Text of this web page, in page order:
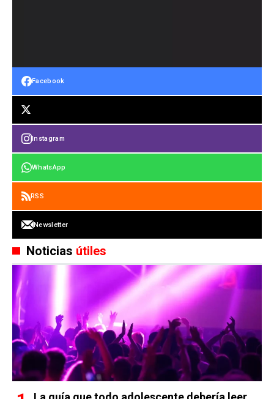
Facebook
Instagram
WhatsApp
RSS
Newsletter
Noticias útiles